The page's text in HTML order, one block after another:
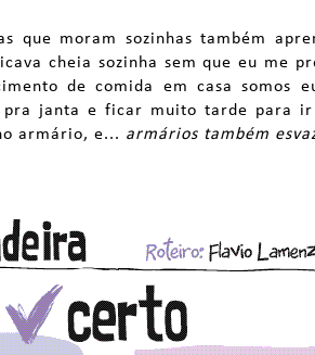
que moram sozinhas também
cheia sozinha sem que eu me
de comida em casa somos
pra janta e ficar muito tarde para
armário, e... armários também